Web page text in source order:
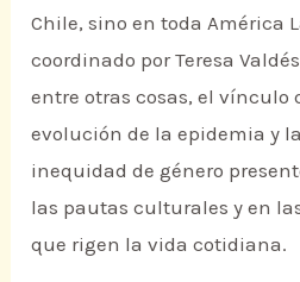
Chile, sino en toda América
coordinado por Teresa
entre otras cosas, el vínculo
evolución de la epidemia y
inequidad de género
las pautas culturales y en
que rigen la vida cotidiana.